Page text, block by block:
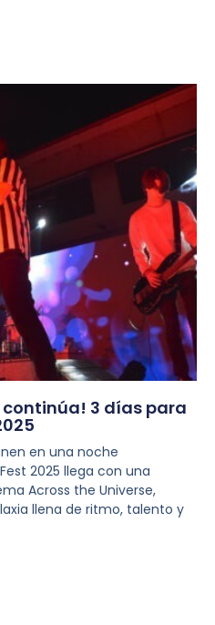
continúa! 3 días para
en una noche
2025 llega con una
Across the Universe,
llena de ritmo, talento y